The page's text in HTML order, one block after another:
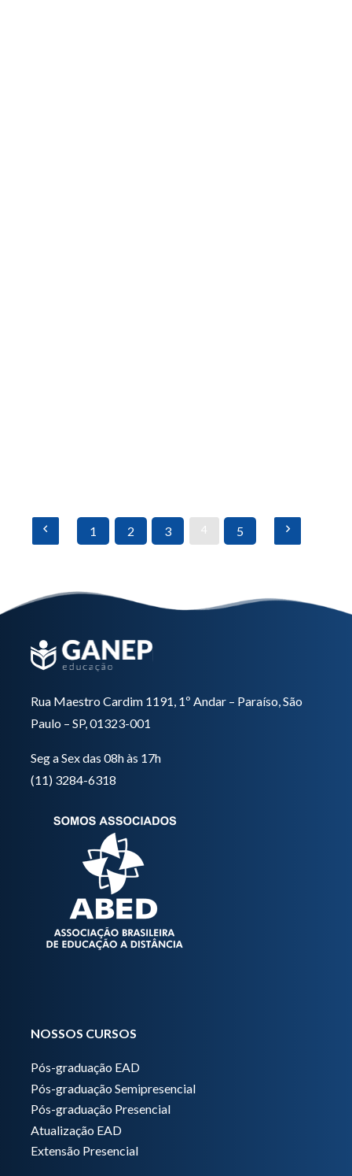
1 2 3 4 5
Rua Maestro Cardim 1191, 1º Andar – Paraíso, São
Paulo – SP, 01323-001
Seg a Sex das 08h às 17h
(11) 3284-6318
NOSSOS CURSOS
Pós-graduação EAD
Pós-graduação Semipresencial
Pós-graduação Presencial
Atualização EAD
Extensão Presencial